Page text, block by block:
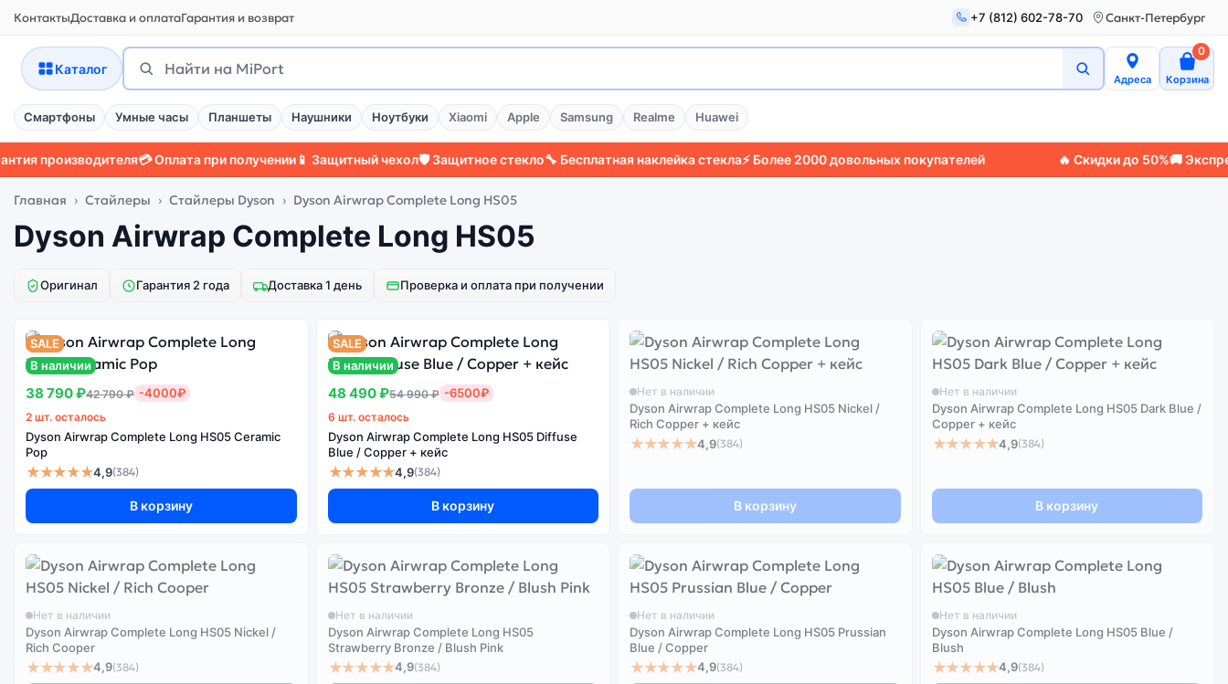
КонтактыДоставка и оплатаГарантия и возврат +7 (812) 602-78-70 Санкт-Петербург
Каталог
Поиск
Найти
Адреса Корзина
0
Смартфоны Умные часы Планшеты Наушники Ноутбуки Xiaomi Apple Samsung Realme Huawei
производителя💳 Оплата при получении📱 Защитный чехол🛡️ Защитное стекло🔧 Бесплатная наклейка стекла⚡ Более 2000 довольных покупателей 🔥 Скидки до 50%🚚 Экспресс-
Главная Стайлеры Стайлеры Dyson Dyson Airwrap Complete Long HS05
Dyson Airwrap Complete Long HS05
Оригинал Гарантия 2 года Доставка 1 день Проверка и оплата при получении
SALE
В наличии
38 790 ₽42 790 ₽ -4000₽
2 шт. осталось
Dyson Airwrap Complete Long HS05 Ceramic
Pop
★★★★★4,9(384)
В корзину
SALE
В наличии
48 490 ₽54 990 ₽ -6500₽
6 шт. осталось
Dyson Airwrap Complete Long HS05 Diffuse
Blue / Copper + кейс
★★★★★4,9(384)
В корзину
Нет в наличии
Dyson Airwrap Complete Long HS05 Nickel /
Rich Copper + кейс
★★★★★4,9(384)
В корзину
Нет в наличии
Dyson Airwrap Complete Long HS05 Dark Blue /
Copper + кейс
★★★★★4,9(384)
В корзину
Нет в наличии
Dyson Airwrap Complete Long HS05 Nickel /
Rich Cooper
★★★★★4,9(384)
Нет в наличии
Dyson Airwrap Complete Long HS05
Strawberry Bronze / Blush Pink
★★★★★4,9(384)
Нет в наличии
Dyson Airwrap Complete Long HS05 Prussian
Blue / Copper
★★★★★4,9(384)
Нет в наличии
Dyson Airwrap Complete Long HS05 Blue /
Blush
★★★★★4,9(384)